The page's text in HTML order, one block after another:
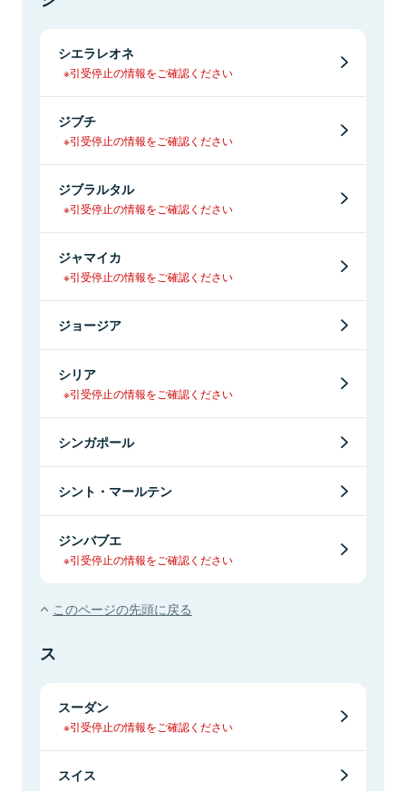
シエラレオネ
※引受停止の情報をご確認ください
ジブチ
※引受停止の情報をご確認ください
ジブラルタル
※引受停止の情報をご確認ください
ジャマイカ
※引受停止の情報をご確認ください
ジョージア
シリア
※引受停止の情報をご確認ください
シンガポール
シント・マールテン
ジンバブエ
※引受停止の情報をご確認ください
このページの先頭に戻る
ス
スーダン
※引受停止の情報をご確認ください
スイス